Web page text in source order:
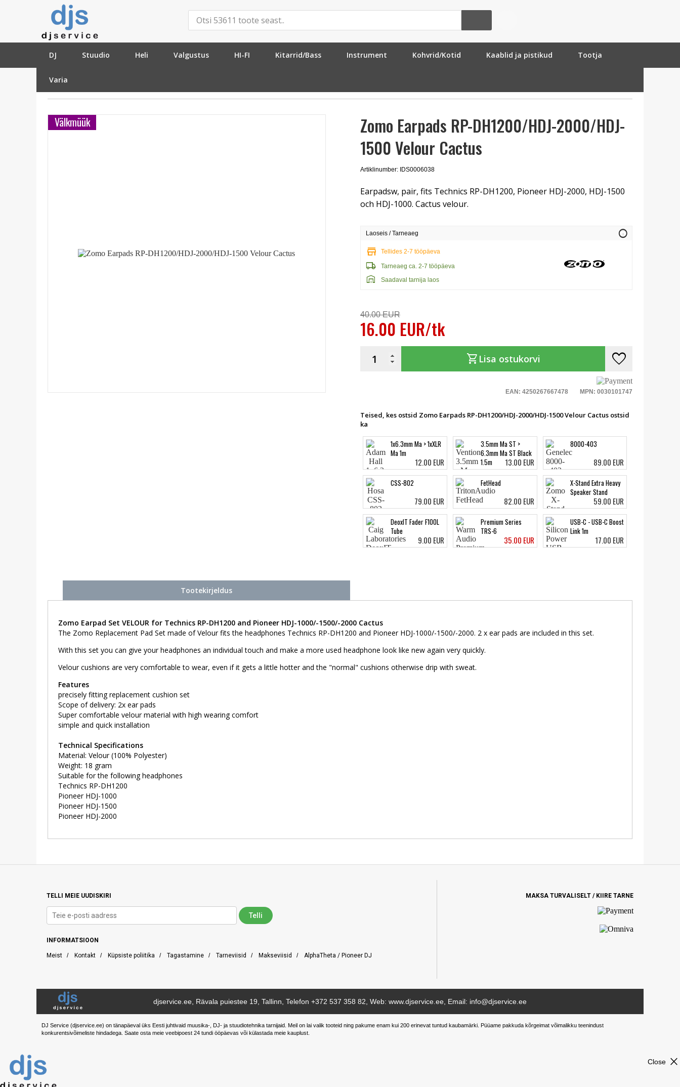
DJ Stuudio Heli Valgustus HI-FI Kitarrid/Bass Instrument Kohvrid/Kotid Kaablid ja pistikud Tootja
Varia
Välkmüük
Zomo Earpads RP-DH1200/HDJ-2000/HDJ-
1500 Velour Cactus
Artiklinumber: IDS0006038
Earpadsw, pair, fits Technics RP-DH1200, Pioneer HDJ-2000, HDJ-1500
och HDJ-1000. Cactus velour.
Laoseis / Tarneaeg info
store Tellides 2-7 tööpäeva
local_shipping Tarneaeg ca. 2-7 tööpäeva
warehouse Saadaval tarnija laos
40.00 EUR
16.00 EUR/tk
shopping_cart Lisa ostukorvi favorite
EAN: 4250267667478 MPN: 0030101747
Teised, kes ostsid Zomo Earpads RP-DH1200/HDJ-2000/HDJ-1500 Velour Cactus ostsid
ka
1x6.3mm Ma > 1xXLR
Ma 1m
12.00 EUR
3.5mm Ma ST >
6.3mm Ma ST Black
1.5m
13.00 EUR
8000-403
89.00 EUR
CSS-802
79.00 EUR
FetHead
82.00 EUR
X-Stand Extra Heavy
Speaker Stand
59.00 EUR
DeoxIT Fader F100L
Tube
9.00 EUR
Premium Series
TRS-6
35.00 EUR
USB-C - USB-C Boost
Link 1m
17.00 EUR
Tootekirjeldus
Zomo Earpad Set VELOUR for Technics RP-DH1200 and Pioneer HDJ-1000/-1500/-2000 Cactus
The Zomo Replacement Pad Set made of Velour fits the headphones Technics RP-DH1200 and Pioneer HDJ-1000/-1500/-2000. 2 x ear pads are included in this set.
With this set you can give your headphones an individual touch and make a more used headphone look like new again very quickly.
Velour cushions are very comfortable to wear, even if it gets a little hotter and the "normal" cushions otherwise drip with sweat.
Features
precisely fitting replacement cushion set
Scope of delivery: 2x ear pads
Super comfortable velour material with high wearing comfort
simple and quick installation
Technical Specifications
Material: Velour (100% Polyester)
Weight: 18 gram
Suitable for the following headphones
Technics RP-DH1200
Pioneer HDJ-1000
Pioneer HDJ-1500
Pioneer HDJ-2000
TELLI MEIE UUDISKIRI
INFORMATSIOON
Meist / Kontakt / Küpsiste poliitika / Tagastamine / Tarneviisid / Makseviisid / AlphaTheta / Pioneer DJ
MAKSA TURVALISELT / KIIRE TARNE
djservice.ee, Rävala puiestee 19, Tallinn, Telefon +372 537 358 82, Web: www.djservice.ee, Email: info@djservice.ee
DJ Service (djservice.ee) on tänapäeval üks Eesti juhtivaid muusika-, DJ- ja stuudiotehnika tarnijaid. Meil on lai valik tooteid ning pakume enam kui 200 erinevat tuntud kaubamärki. Püüame pakkuda kõrgeimat võimalikku teenindust
konkurentsivõimeliste hindadega. Saate osta meie veebipoest 24 tundi ööpäevas või külastada meie kauplust.
close
Close